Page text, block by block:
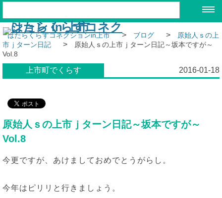
はたらくらすコネクションin上市 > ブログ >
原始人ｓの上
市ｊターン日記
>
原始人ｓの上市ｊターン日記～坂本ですが～
Vol.8
上市町でくらす 2016-01-18
原始人ｓの上市ｊターン日記～坂本ですが～
Vol.8
今更ですが、あけましておめでとうがらし。
今年はピリリと行きましょう。